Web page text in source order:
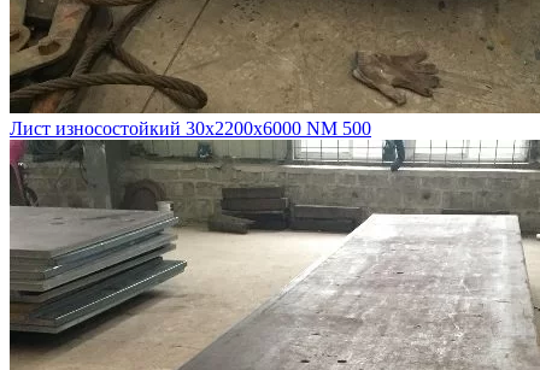
Лист износостойкий 30х2200х6000 NM 500